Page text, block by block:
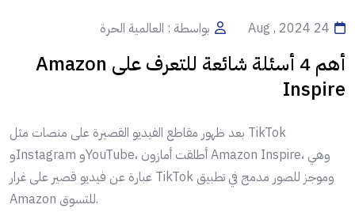
24 Aug , 2024 بواسطة : العالمية الحرة
أهم 4 أسئلة شائعة للتعرف على Amazon
Inspire
بعد ظهور مقاطع الفيديو القصيرة على منصات مثل TikTok
وInstagram وYouTube، أطلقت أمازون Amazon Inspire، وهي
عبارة عن فيديو قصير على غرار TikTok وموجز للصور مدمج في تطبيق
Amazon للتسوق.